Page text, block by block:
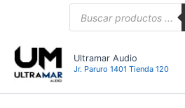
Ultramar Audio
Jr. Paruro 1401 Tienda 120